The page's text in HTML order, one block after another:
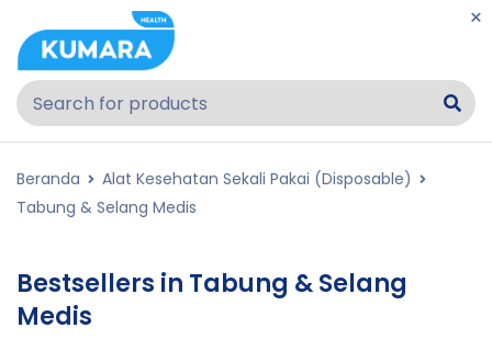
Beranda
Alat Kesehatan Sekali Pakai (Disposable)
Tabung & Selang Medis
Bestsellers in Tabung & Selang
Medis